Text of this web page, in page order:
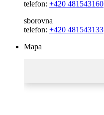
telefon: +420 481543160
sborovna
telefon: +420 481543133
Mapa